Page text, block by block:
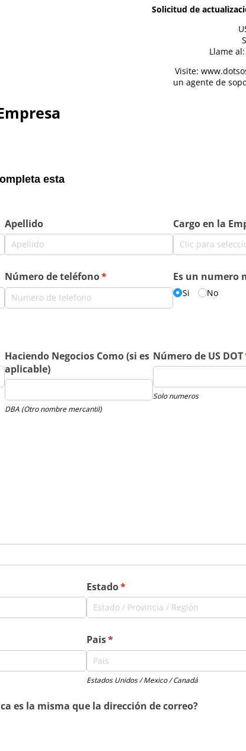
Solicitud de
Llame
Visite:
un agente de
esta
Apellido Cargo en la
Número de teléfono*
(required) Es un numero
Si No
Haciendo Negocios Como (si es
aplicable)
DBA (Otro nombre mercantil)
Número de US DOT
Solo numeros
Estado*
(required)
Pais*
(required)
Estados Unidos / Mexico / Canadá
es la misma que la dirección de correo?